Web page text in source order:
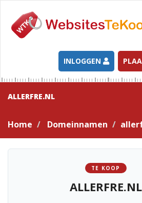
INLOGGEN
ALLERFRE.NL
Home Domeinnamen
TE KOOP
ALLERFRE.NL